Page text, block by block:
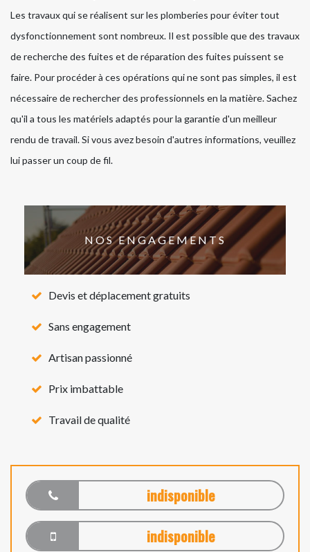
Les travaux qui se réalisent sur les plomberies pour éviter tout
dysfonctionnement sont nombreux. Il est possible que des travaux
de recherche des fuites et de réparation des fuites puissent se
faire. Pour procéder à ces opérations qui ne sont pas simples, il est
nécessaire de rechercher des professionnels en la matière. Sachez
qu'il a tous les matériels adaptés pour la garantie d'un meilleur
rendu de travail. Si vous avez besoin d'autres informations, veuillez
lui passer un coup de fil.
NOS ENGAGEMENTS
Devis et déplacement gratuits
Sans engagement
Artisan passionné
Prix imbattable
Travail de qualité
indisponible
indisponible